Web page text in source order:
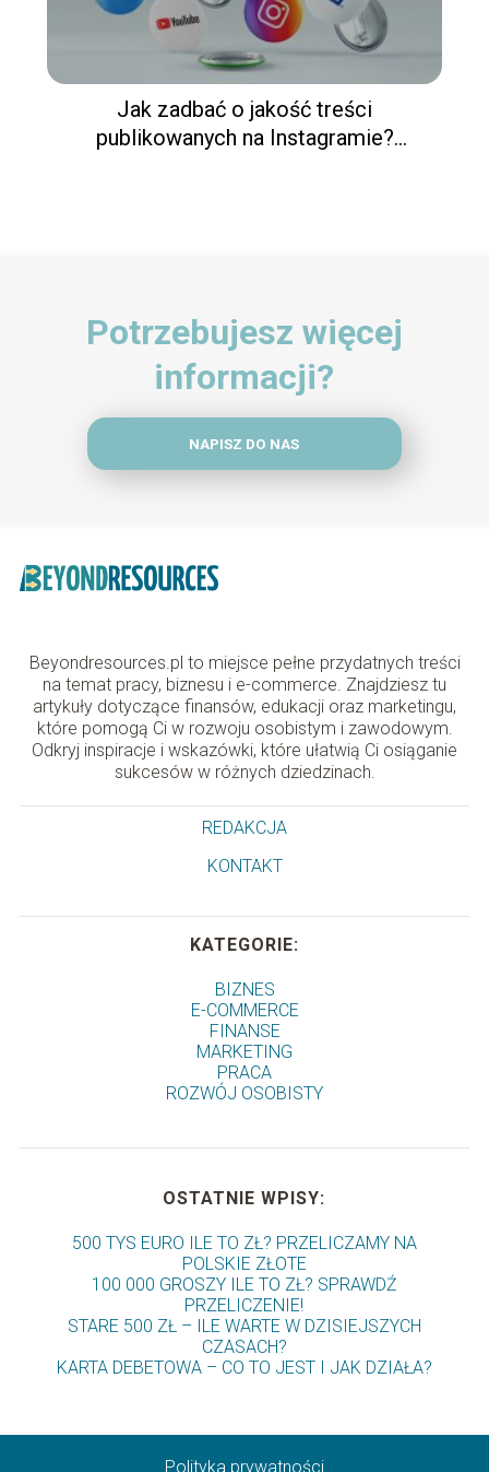
Jak zadbać o jakość treści
publikowanych na Instagramie?
Potrzebujesz więcej
informacji?
NAPISZ DO NAS
Beyondresources.pl to miejsce pełne przydatnych treści
na temat pracy, biznesu i e-commerce. Znajdziesz tu
artykuły dotyczące finansów, edukacji oraz marketingu,
które pomogą Ci w rozwoju osobistym i zawodowym.
Odkryj inspiracje i wskazówki, które ułatwią Ci osiąganie
sukcesów w różnych dziedzinach.
REDAKCJA
KONTAKT
KATEGORIE:
BIZNES
E-COMMERCE
FINANSE
MARKETING
PRACA
ROZWÓJ OSOBISTY
OSTATNIE WPISY:
500 TYS EURO ILE TO ZŁ? PRZELICZAMY NA
POLSKIE ZŁOTE
100 000 GROSZY ILE TO ZŁ? SPRAWDŹ
PRZELICZENIE!
STARE 500 ZŁ – ILE WARTE W DZISIEJSZYCH
CZASACH?
KARTA DEBETOWA – CO TO JEST I JAK DZIAŁA?
Polityka prywatności